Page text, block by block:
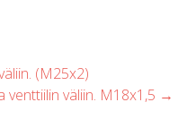
(M25x2)
venttiilin väliin. M18x1,5 →